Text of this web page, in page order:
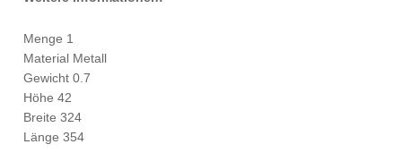
Menge 1
Material Metall
Gewicht 0.7
Höhe 42
Breite 324
Länge 354